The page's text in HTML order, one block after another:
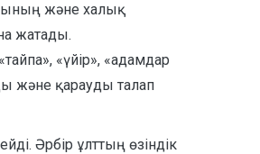
және халық
жатады.
«үйір», «адамдар
және қарауды талап
Әрбір ұлттың өзіндік